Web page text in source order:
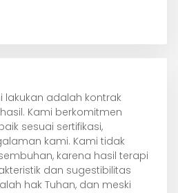
lakukan adalah kontrak
Kami berkomitmen
sesuai sertifikasi,
kami. Kami tidak
karena hasil terapi
dan sugestibilitas
hak Tuhan, dan meski